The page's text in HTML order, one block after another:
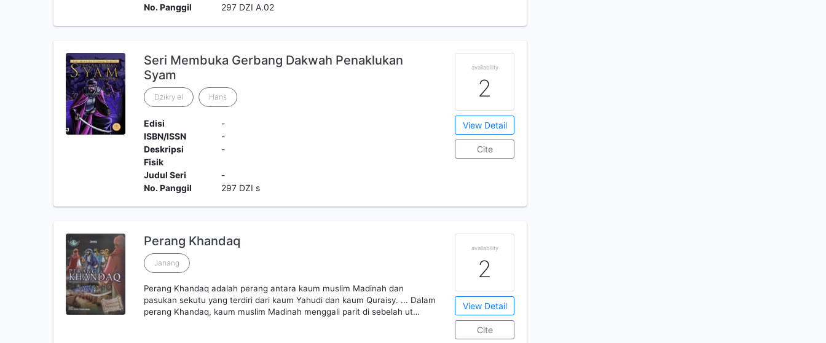
No. Panggil
297 DZI A.02
Seri Membuka Gerbang Dakwah Penaklukan
Syam
Dzikry el Hans
Edisi
-
ISBN/ISSN
-
Deskripsi
Fisik
-
Judul Seri
-
No. Panggil
297 DZI s
availability
2
View Detail
Cite
Perang Khandaq
Janang
Perang Khandaq adalah perang antara kaum muslim Madinah dan
pasukan sekutu yang terdiri dari kaum Yahudi dan kaum Quraisy. ... Dalam
perang Khandaq, kaum muslim Madinah menggali parit di sebelah ut…
availability
2
View Detail
Cite